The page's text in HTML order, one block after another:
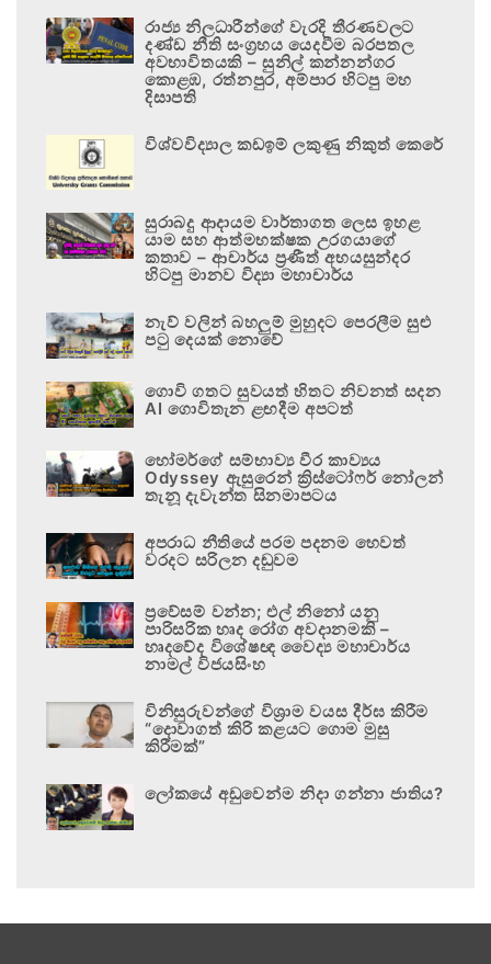
රාජ්‍ය නිලධාරීන්ගේ වැරදි තීරණවලට
දණ්ඩ නීති සංග්‍රහය යෙදවීම බරපතල
අවභාවිතයකි – සුනිල් කන්නන්ගර
කොළඹ, රත්නපුර, අම්පාර හිටපු මහ
දිසාපති
විශ්වවිද්‍යාල කඩඉම් ලකුණු නිකුත් කෙරේ
සුරාබදු ආදායම වාර්තාගත ලෙස ඉහළ
යාම සහ ආත්මභක්ෂක උරගයාගේ
කතාව – ආචාර්ය ප්‍රණීත් අභයසුන්දර
හිටපු මානව විද්‍යා මහාචාර්ය
නැව් වලින් බහලුම් මුහුදට පෙරලීම සුළු
පටු දෙයක් නොවේ
ගොවි ගතට සුවයත් හිතට නිවනත් සදන
AI ගොවිතැන ළඟදීම අපටත්
හෝමර්ගේ සම්භාව්‍ය වීර කාව්‍යය
Odyssey ඇසුරෙන් ක්‍රිස්ටෝෆර් නෝලන්
තැනූ දැවැන්ත සිනමාපටය
අපරාධ නීතියේ පරම පදනම හෙවත්
වරදට සරිලන දඬුවම
ප්‍රවේසම් වන්න; එල් නිනෝ යනු
පාරිසරික හෘද රෝග අවදානමකි –
හෘදවේද විශේෂඥ වෛද්‍ය මහාචාර්ය
නාමල් විජයසිංහ
විනිසුරුවන්ගේ විශ්‍රාම වයස දීර්ඝ කිරීම
“දොවාගත් කිරි කළයට ගොම මුසු
කිරීමක්”
ලෝකයේ අඩුවෙන්ම නිදා ගන්නා ජාතිය?